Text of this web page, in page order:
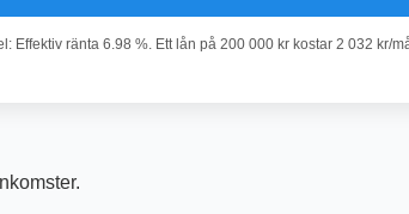
Effektiv ränta 6.98 %. Ett lån på 200 000 kr kostar 2 032 kr/